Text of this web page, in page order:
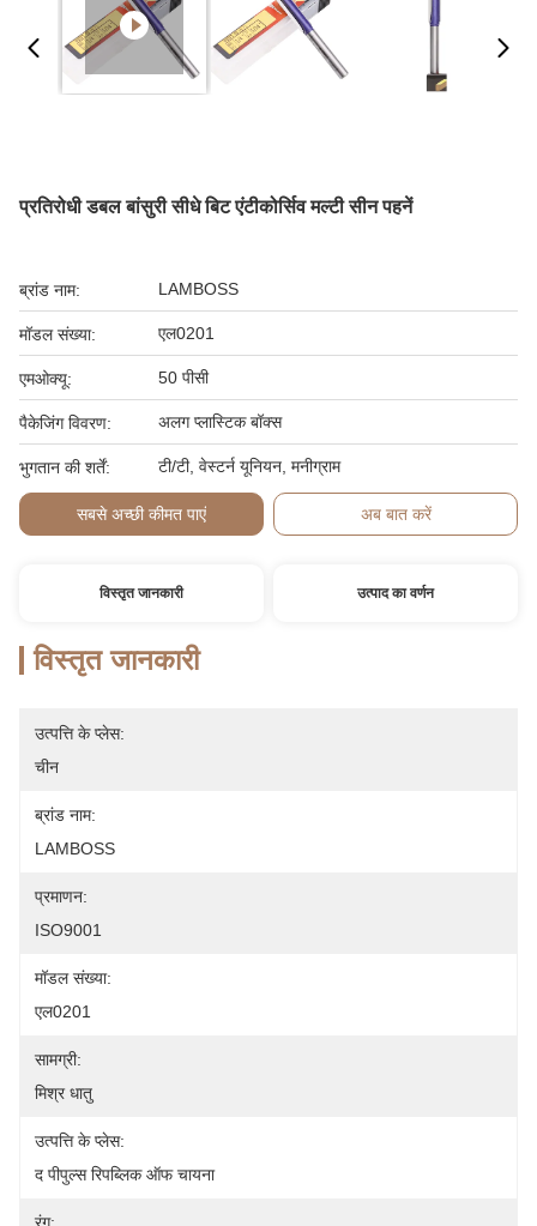
प्रतिरोधी डबल बांसुरी सीधे बिट एंटीकोर्सिव मल्टी सीन पहनें
ब्रांड नाम: LAMBOSS
मॉडल संख्या: एल0201
एमओक्यू: 50 पीसी
पैकेजिंग विवरण: अलग प्लास्टिक बॉक्स
भुगतान की शर्तें: टी/टी, वेस्टर्न यूनियन, मनीग्राम
सबसे अच्छी कीमत पाएं अब बात करें
विस्तृत जानकारी उत्पाद का वर्णन
विस्तृत जानकारी
उत्पत्ति के प्लेस:
चीन
ब्रांड नाम:
LAMBOSS
प्रमाणन:
ISO9001
मॉडल संख्या:
एल0201
सामग्री:
मिश्र धातु
उत्पत्ति के प्लेस:
द पीपुल्स रिपब्लिक ऑफ चायना